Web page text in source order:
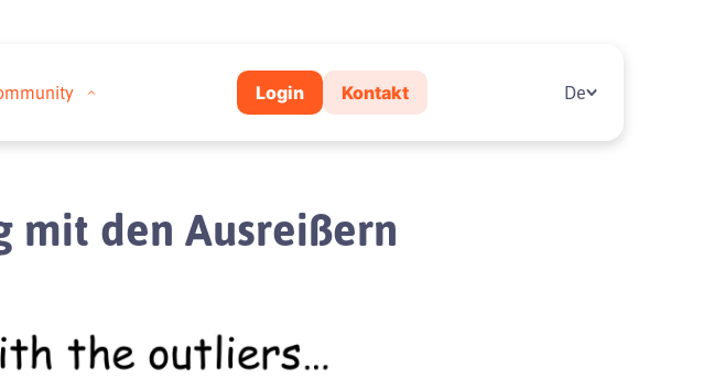
Login Kontakt De
mit den Ausreißern